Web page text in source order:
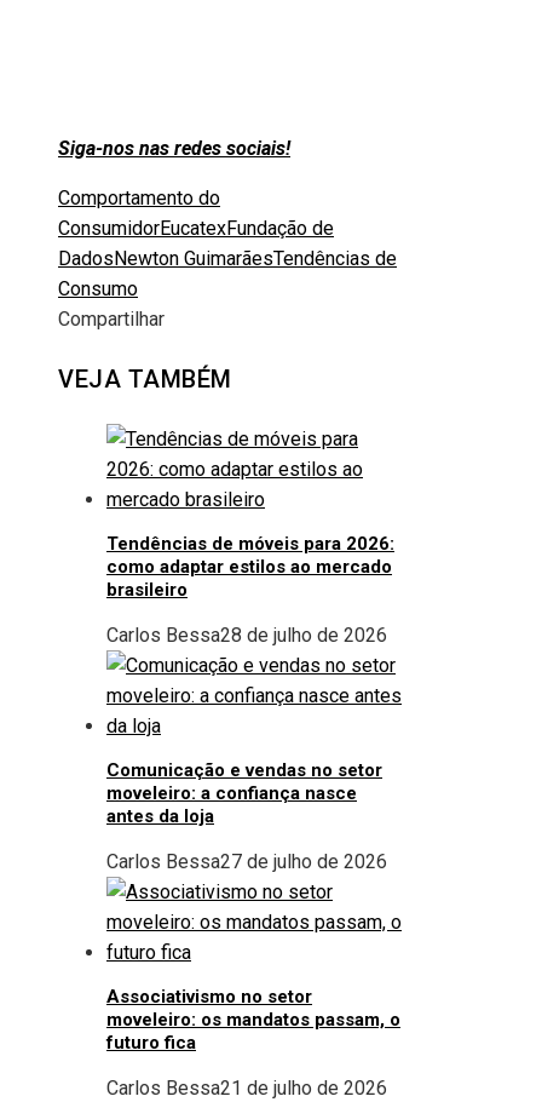
Siga-nos nas redes sociais!
Comportamento do
ConsumidorEucatexFundação de
Dados Newton GuimarãesTendências de
Consumo
Compartilhar
VEJA TAMBÉM
Tendências de móveis para 2026:
como adaptar estilos ao mercado
brasileiro
Carlos Bessa28 de julho de 2026
Comunicação e vendas no setor
moveleiro: a confiança nasce
antes da loja
Carlos Bessa27 de julho de 2026
Associativismo no setor
moveleiro: os mandatos passam, o
futuro fica
Carlos Bessa21 de julho de 2026